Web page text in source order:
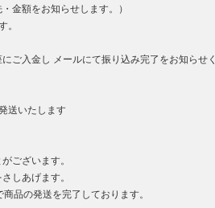
金額をお知らせします。）
。
ご入金し メールにて振り込み完了をお知らせく
送いたします
ございます。
しあげます。
品の発送を完了しております。